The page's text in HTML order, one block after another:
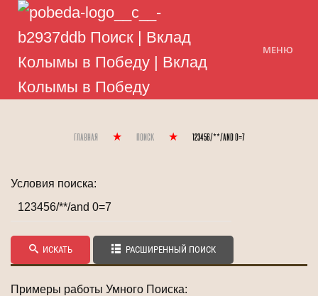
МЕНЮ
Главная Поиск 123456/**/and 0=7
Условия поиска:
ИСКАТЬ РАСШИРЕННЫЙ ПОИСК
Примеры работы Умного Поиска: